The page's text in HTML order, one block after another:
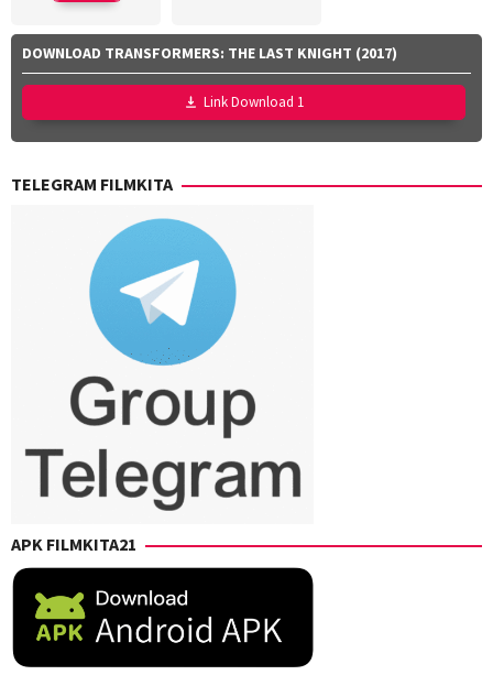
Channing-
Williams,
Jan
Zalar,
John
Phil
Sheila
Waldron
DOWNLOAD TRANSFORMERS: THE LAST KNIGHT (2017)
Link Download 1
TELEGRAM FILMKITA
APK FILMKITA21